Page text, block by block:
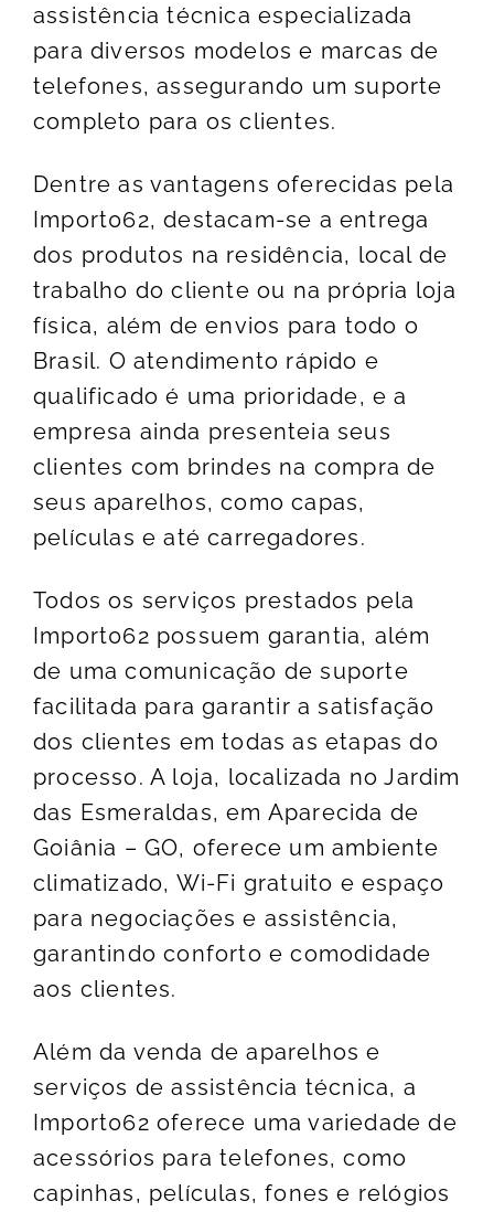
assistência técnica especializada
para diversos modelos e marcas de
telefones, assegurando um suporte
completo para os clientes.
Dentre as vantagens oferecidas pela
Import062, destacam-se a entrega
dos produtos na residência, local de
trabalho do cliente ou na própria loja
física, além de envios para todo o
Brasil. O atendimento rápido e
qualificado é uma prioridade, e a
empresa ainda presenteia seus
clientes com brindes na compra de
seus aparelhos, como capas,
películas e até carregadores.
Todos os serviços prestados pela
Import062 possuem garantia, além
de uma comunicação de suporte
facilitada para garantir a satisfação
dos clientes em todas as etapas do
processo. A loja, localizada no Jardim
das Esmeraldas, em Aparecida de
Goiânia – GO, oferece um ambiente
climatizado, Wi-Fi gratuito e espaço
para negociações e assistência,
garantindo conforto e comodidade
aos clientes.
Além da venda de aparelhos e
serviços de assistência técnica, a
Import062 oferece uma variedade de
acessórios para telefones, como
capinhas, películas, fones e relógios